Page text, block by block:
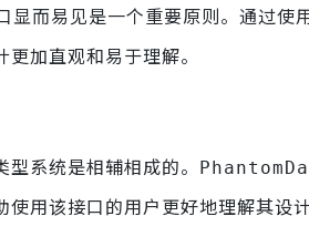
而易见是一个重要原则。通过使
加直观和易于理解。
系统是相辅相成的。
用该接口的用户更好地理解其设计